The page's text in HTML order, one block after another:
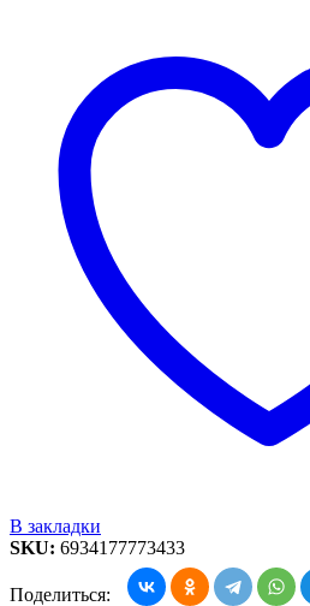
В закладки
SKU: 6934177773433
Поделиться: